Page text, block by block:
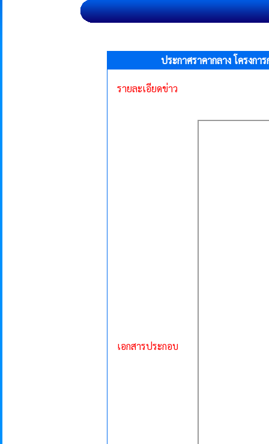
ประกาศราคากลาง โครงก
รายละเอียดข่าว
เอกสารประกอบ